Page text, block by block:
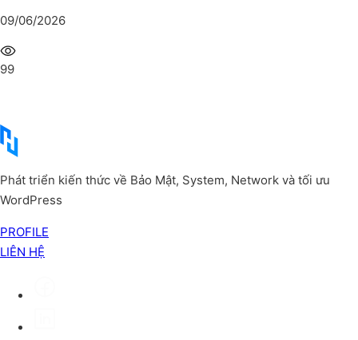
09/06/2026
99
Phát triển kiến thức về Bảo Mật, System, Network và tối ưu
WordPress
PROFILE
LIÊN HỆ